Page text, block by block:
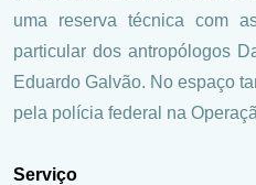
uma reserva técnica com
particular dos antropólogos
Eduardo Galvão. No espaço
pela polícia federal na
Serviço